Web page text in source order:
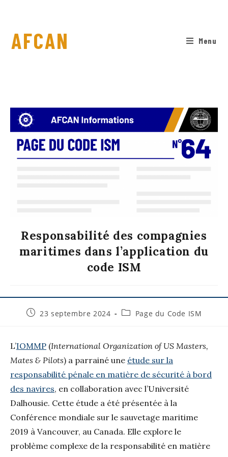
AFCAN Menu
Responsabilité des compagnies
maritimes dans l’application du
code ISM
23 septembre 2024 Page du Code ISM
L’IOMMP (International Organization of US Masters,
Mates & Pilots) a parrainé une étude sur la
responsabilité pénale en matière de sécurité à bord
des navires, en collaboration avec l’Université
Dalhousie. Cette étude a été présentée à la
Conférence mondiale sur le sauvetage maritime
2019 à Vancouver, au Canada. Elle explore le
problème complexe de la responsabilité en matière